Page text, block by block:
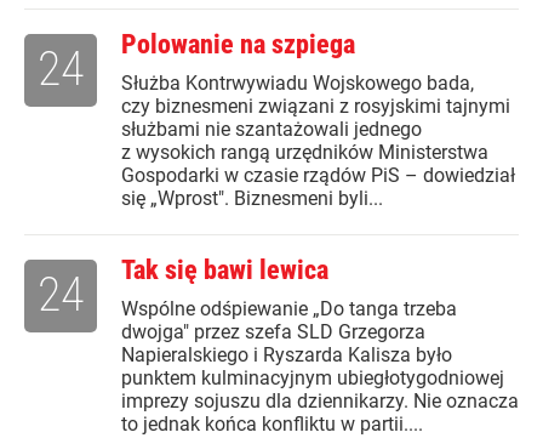
Polowanie na szpiega
Służba Kontrwywiadu Wojskowego bada,
czy biznesmeni związani z rosyjskimi tajnymi
służbami nie szantażowali jednego
z wysokich rangą urzędników Ministerstwa
Gospodarki w czasie rządów PiS – dowiedział
się „Wprost". Biznesmeni byli...
24
Tak się bawi lewica
Wspólne odśpiewanie „Do tanga trzeba
dwojga" przez szefa SLD Grzegorza
Napieralskiego i Ryszarda Kalisza było
punktem kulminacyjnym ubiegłotygodniowej
imprezy sojuszu dla dziennikarzy. Nie oznacza
to jednak końca konfliktu w partii....
24